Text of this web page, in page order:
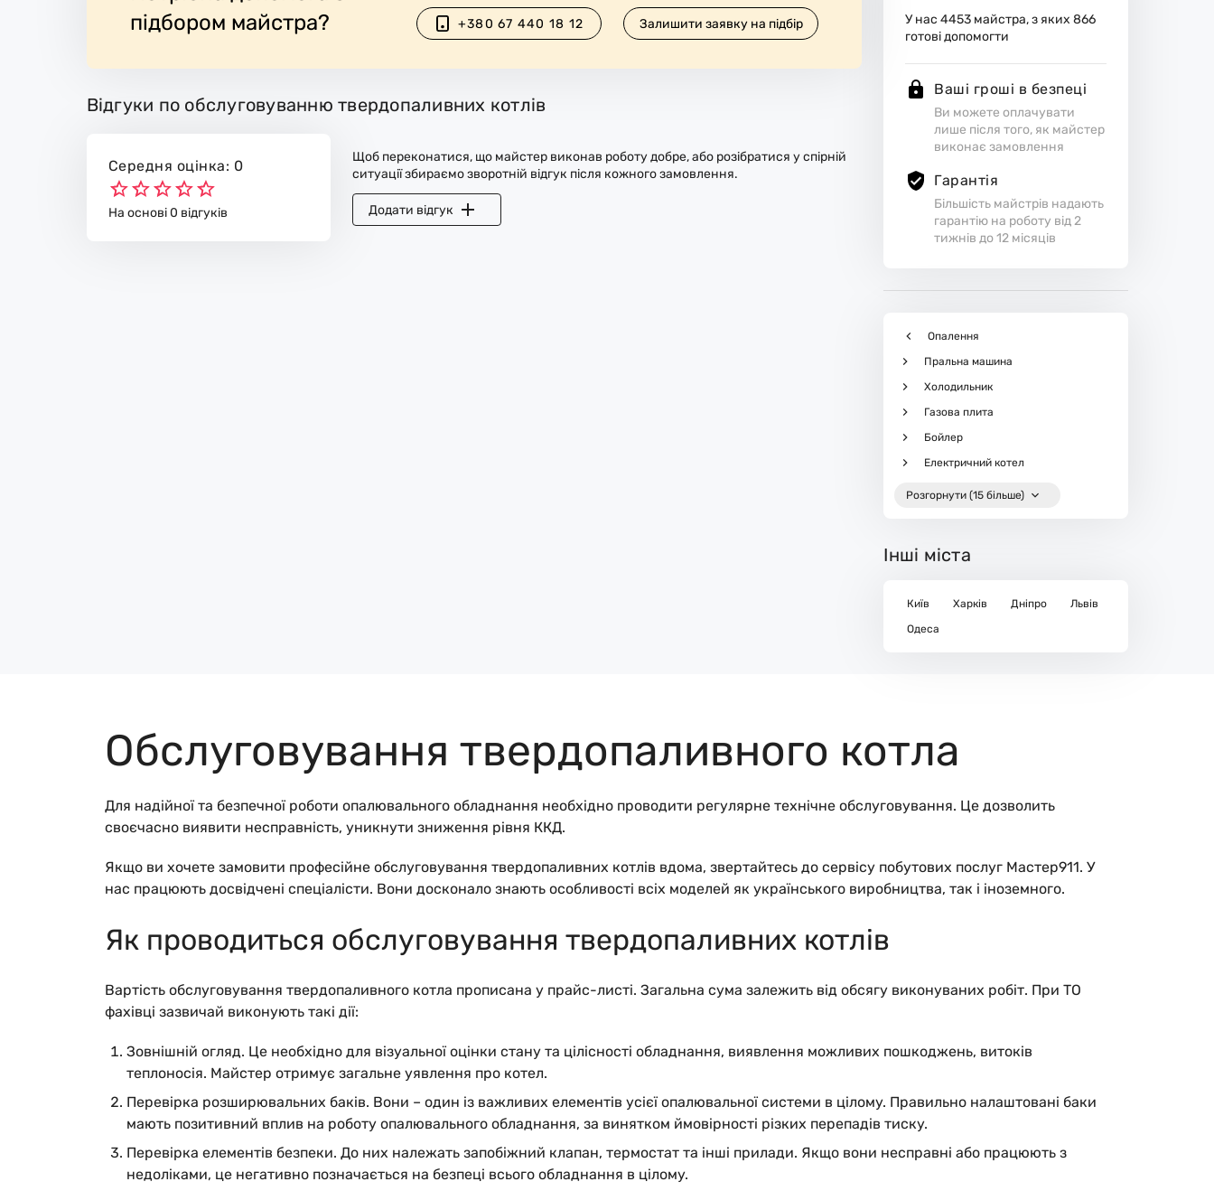
Обслуговування твердопаливного котла
Для надійної та безпечної роботи опалювального обладнання необхідно проводити регулярне технічне обслуговування. Це дозволить
своєчасно виявити несправність, уникнути зниження рівня ККД.
Якщо ви хочете замовити професійне обслуговування твердопаливних котлів вдома, звертайтесь до сервісу побутових послуг Мастер911. У
нас працюють досвідчені спеціалісти. Вони досконало знають особливості всіх моделей як українського виробництва, так і іноземного.
Як проводиться обслуговування твердопаливних котлів
Вартість обслуговування твердопаливного котла прописана у прайс-листі. Загальна сума залежить від обсягу виконуваних робіт. При ТО
фахівці зазвичай виконують такі дії:
Зовнішній огляд. Це необхідно для візуальної оцінки стану та цілісності обладнання, виявлення можливих пошкоджень, витоків
теплоносія. Майстер отримує загальне уявлення про котел.
Перевірка розширювальних баків. Вони – один із важливих елементів усієї опалювальної системи в цілому. Правильно налаштовані баки
мають позитивний вплив на роботу опалювального обладнання, за винятком ймовірності різких перепадів тиску.
Перевірка елементів безпеки. До них належать запобіжний клапан, термостат та інші прилади. Якщо вони несправні або працюють з
недоліками, це негативно позначається на безпеці всього обладнання в цілому.
У нас4453 майстра, з яких866
готові допомогти
Ваші гроші в безпеці
Ви можете оплачувати
лише після того, як майстер
виконає замовлення
Гарантія
Більшість майстрів надають
гарантію на роботу від 2
тижнів до 12 місяців
Опалення
Пральна машина
Холодильник
Газова плита
Бойлер
Електричний котел
Розгорнути (15 більше)
Інші міста
Київ Харків Дніпро
Львів
Одеса
підбором майстра?
+380 67 440 18 12 Залишити заявку на підбір
Відгуки по обслуговуванню твердопаливних котлів
Середня оцінка: 0
На основі 0 відгуків
Щоб переконатися, що майстер виконав роботу добре, або розібратися у спірній
ситуації збираємо зворотній відгук після кожного замовлення.
Додати відгук